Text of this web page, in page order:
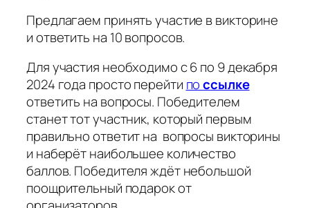
Предлагаем принять участие в викторине
и ответить на 10 вопросов.
Для участия необходимо с 6 по 9 декабря
2024 года просто перейти поссылке
ответить на вопросы. Победителем
станет тот участник, который первым
правильно ответит на вопросы викторины
и наберёт наибольшее количество
баллов. Победителя ждёт небольшой
поощрительный подарок от